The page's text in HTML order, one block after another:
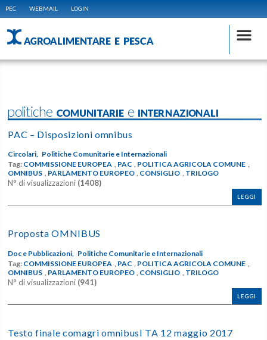
PEC WEBMAIL LOGIN
AGROALIMENTARE E PESCA
politiche COMUNITARIE e INTERNAZIONALI
PAC – Disposizioni omnibus
Circolari, Politiche Comunitarie e Internazionali
Tag: COMMISSIONE EUROPEA , PAC , POLITICA AGRICOLA COMUNE ,
OMNIBUS , PARLAMENTO EUROPEO , CONSIGLIO , TRILOGO
N° di visualizzazioni (1408)
LEGGI
Proposta OMNIBUS
Doc e Pubblicazioni,
Politiche Comunitarie e Internazionali
Tag: COMMISSIONE EUROPEA PAC POLITICA AGRICOLA COMUNE
OMNIBUS
PARLAMENTO EUROPEO CONSIGLIO TRILOGO
N° di visualizzazioni (941)
LEGGI
T​e​s​t​o​ ​f​i​n​a​l​e​ ​c​o​m​a​g​r​i​ ​o​m​n​i​b​u​s​I ​T​A 12 maggio 2017